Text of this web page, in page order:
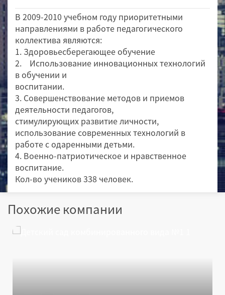
В 2009-2010 учебном году приоритетными
направлениями в работе педагогического
коллектива являются:
1. Здоровьесберегающее обучение
2. Использование инновационных технологий
в обучении и
воспитании.
3. Совершенствование методов и приемов
деятельности педагогов,
стимулирующих развитие личности,
использование современных технологий в
работе с одаренными детьми.
4. Военно-патриотическое и нравственное
воспитание.
Кол-во учеников 338 человек.
Похожие компании